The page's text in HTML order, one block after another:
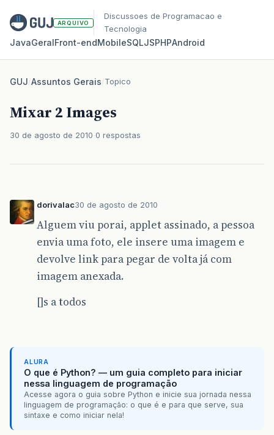
ARQUIVO
Discussoes de Programacao e
Tecnologia
JavaGeralFront‑endMobileSQLJSPHPAndroid
GUJ/Assuntos Gerais/Topico
Mixar 2 Images
30 de agosto de 2010 0 respostas
dorivalac30 de agosto de 2010
Alguem viu porai, applet assinado, a pessoa
envia uma foto, ele insere uma imagem e
devolve link para pegar de volta já com
imagem anexada.
[]s a todos
ALURA
O que é Python? — um guia completo para iniciar
nessa linguagem de programação
Acesse agora o guia sobre Python e inicie sua jornada nessa
linguagem de programação: o que é e para que serve, sua
sintaxe e como iniciar nela!